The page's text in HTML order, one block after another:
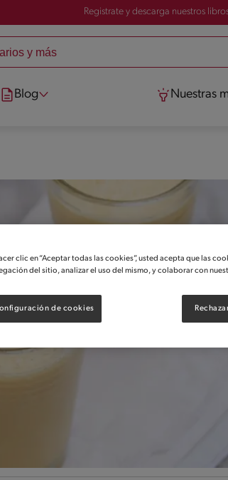
Registrate y descarga nuestros
Blog Nuestras
clic en “Aceptar todas las cookies”, usted acepta que las
del sitio, analizar el uso del mismo, y colaborar con
de cookies